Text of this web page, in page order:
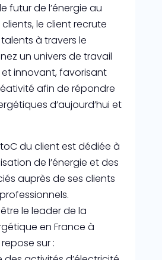
futur de l’énergie au
le client recrute
à travers le
un univers de travail
innovant, favorisant
afin de répondre
d’aujourd’hui et
du client est dédiée à
de l’énergie et des
auprès de ses clients
le leader de la
en France à
sur :